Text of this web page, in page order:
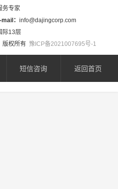
专家
mail： info@dajingcorp.com
际13层
权所有 豫ICP备2021007695号-1
短信咨询 返回首页